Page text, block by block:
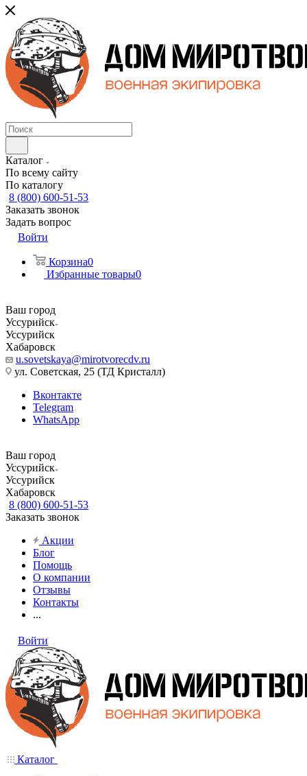
Каталог
По всему сайту
По каталогу
8 (800) 600-51-53
Заказать звонок
Задать вопрос
Войти
Корзина0
Избранные товары0
Ваш город
Уссурийск
Уссурийск
Хабаровск
u.sovetskaya@mirotvorecdv.ru
ул. Советская, 25 (ТД Кристалл)
Вконтакте
Telegram
WhatsApp
Ваш город
Уссурийск
Уссурийск
Хабаровск
8 (800) 600-51-53
Заказать звонок
Акции
Блог
Помощь
О компании
Отзывы
Контакты
...
Войти
Каталог